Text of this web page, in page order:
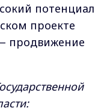
потенциал
проекте
продвижение